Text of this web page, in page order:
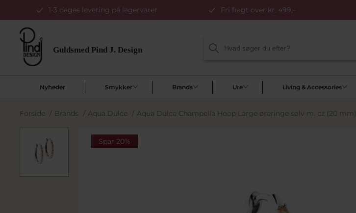
1-3 dages levering på lagervarer Fri fragt over kr. 499,-
Nyheder Smykker Brands Ure Living & Accessories
Forside / Brands / Aqua Dulce / Aqua Dulce Champella Hoop Large øreringe sølv m. cz (20 mm)
Spar 20%